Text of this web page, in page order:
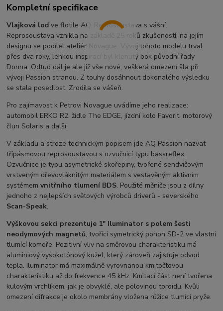
Kompletní specifikace
Vlajková loďve flotile AQ. Reprosoustava s vášní.
Reprosoustava vznikla na základě 25 roků zkušeností, na jejím
designu se podílel ateliér Novague. Vývoj tohoto modelu trval
přes dva roky, lehkou inspirací byl klenutý bok původní řady
Donna. Odtud dál je ale již vše nové, veškerá omezení šla při
vývoji Passion stranou. Z touhy dosáhnout dokonalého výsledku
se stala posedlost. Zrodila se vášeň.
Pro zajímavost k Petrovi Novague uvádíme jeho realizace:
automobil ERKO R2, židle The EDGE, jízdní kolo Favorit, motorový
člun Solaris a další.
V základu a stroze technickým popisem jde AQ Passion nazvat
třípásmovou reprosoustavou s ozvučnicí typu bassreflex.
Ozvučnice je typu asymetrické skořepiny, tvořené sendvičovým
vrstveným dřevovláknitým materiálem s vestavěným aktivním
systémemvnitřního tlumení BDS. Použité měniče jsou z dílny
jednoho z nejlepších světových výrobců driverů - severského
Scan-Speak.
Výškovou sekci prezentuje 1" Iluminator s polem šesti
neodymových magnetů, tvořící symetrický pohon SD-2 ve vlastní
tlumící komoře. Pozitivní vliv na směrovou charakteristiku má
aluminiový vysokotónový kužel, který zároveň zajišťuje odvod
tepla. Iluminator má maximálně vyrovnanou kmitočtovou
charakteristiku až do frekvence 45 kHz. Kmitací část není tvořena
kulovým vrchlíkem, jak je obvyklé, ale polovinou toroidu. Kvůli
omezení difrakce je okolo membrány vložena růžice tlumící pryže.